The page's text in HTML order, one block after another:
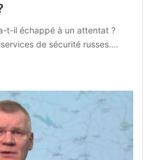
t-il échappé à un attentat ?
de sécurité russes.…